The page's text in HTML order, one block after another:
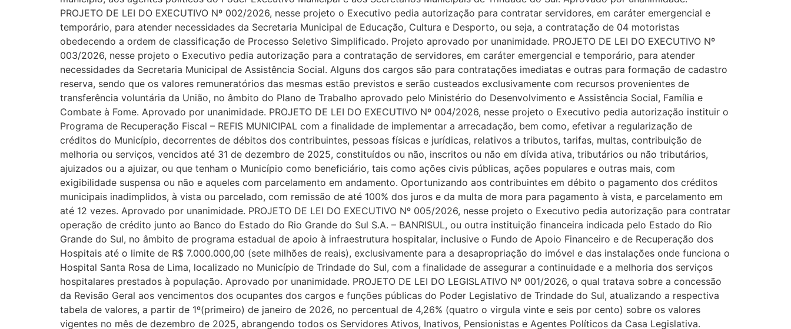
PROJETO DE LEI DO EXECUTIVO Nº 002/2026, nesse projeto o Executivo pedia autorização para contratar servidores, em caráter emergencial e
temporário, para atender necessidades da Secretaria Municipal de Educação, Cultura e Desporto, ou seja, a contratação de 04 motoristas
obedecendo a ordem de classificação de Processo Seletivo Simplificado. Projeto aprovado por unanimidade. PROJETO DE LEI DO EXECUTIVO Nº
003/2026, nesse projeto o Executivo pedia autorização para a contratação de servidores, em caráter emergencial e temporário, para atender
necessidades da Secretaria Municipal de Assistência Social. Alguns dos cargos são para contratações imediatas e outras para formação de cadastro
reserva, sendo que os valores remuneratórios das mesmas estão previstos e serão custeados exclusivamente com recursos provenientes de
transferência voluntária da União, no âmbito do Plano de Trabalho aprovado pelo Ministério do Desenvolvimento e Assistência Social, Família e
Combate à Fome. Aprovado por unanimidade. PROJETO DE LEI DO EXECUTIVO Nº 004/2026, nesse projeto o Executivo pedia autorização instituir o
Programa de Recuperação Fiscal – REFIS MUNICIPAL com a finalidade de implementar a arrecadação, bem como, efetivar a regularização de
créditos do Município, decorrentes de débitos dos contribuintes, pessoas físicas e jurídicas, relativos a tributos, tarifas, multas, contribuição de
melhoria ou serviços, vencidos até 31 de dezembro de 2025, constituídos ou não, inscritos ou não em dívida ativa, tributários ou não tributários,
ajuizados ou a ajuizar, ou que tenham o Município como beneficiário, tais como ações civis públicas, ações populares e outras mais, com
exigibilidade suspensa ou não e aqueles com parcelamento em andamento. Oportunizando aos contribuintes em débito o pagamento dos créditos
municipais inadimplidos, à vista ou parcelado, com remissão de até 100% dos juros e da multa de mora para pagamento à vista, e parcelamento em
até 12 vezes. Aprovado por unanimidade. PROJETO DE LEI DO EXECUTIVO Nº 005/2026, nesse projeto o Executivo pedia autorização para contratar
operação de crédito junto ao Banco do Estado do Rio Grande do Sul S.A. – BANRISUL, ou outra instituição financeira indicada pelo Estado do Rio
Grande do Sul, no âmbito de programa estadual de apoio à infraestrutura hospitalar, inclusive o Fundo de Apoio Financeiro e de Recuperação dos
Hospitais até o limite de R$ 7.000.000,00 (sete milhões de reais), exclusivamente para a desapropriação do imóvel e das instalações onde funciona o
Hospital Santa Rosa de Lima, localizado no Município de Trindade do Sul, com a finalidade de assegurar a continuidade e a melhoria dos serviços
hospitalares prestados à população. Aprovado por unanimidade. PROJETO DE LEI DO LEGISLATIVO Nº 001/2026, o qual tratava sobre a concessão
da Revisão Geral aos vencimentos dos ocupantes dos cargos e funções públicas do Poder Legislativo de Trindade do Sul, atualizando a respectiva
tabela de valores, a partir de 1º(primeiro) de janeiro de 2026, no percentual de 4,26% (quatro o virgula vinte e seis por cento) sobre os valores
vigentes no mês de dezembro de 2025, abrangendo todos os Servidores Ativos, Inativos, Pensionistas e Agentes Políticos da Casa Legislativa.